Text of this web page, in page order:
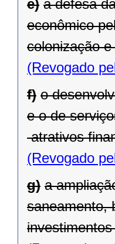
e) a defesa
econômico
colonização
(Revogado
f) o
e o de
atra­tivos
(Revogado
g) a
saneamento,